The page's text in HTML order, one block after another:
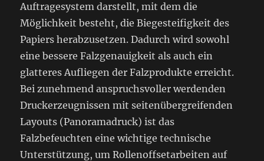
Auftragesystem darstellt, mit dem die
Möglichkeit besteht, die Biegesteifigkeit des
Papiers herabzusetzen. Dadurch wird sowohl
eine bessere Falzgenauigkeit als auch ein
glatteres Aufliegen der Falzprodukte erreicht.
Bei zunehmend anspruchsvoller werdenden
Druckerzeugnissen mit seitenübergreifenden
Layouts (Panoramadruck) ist das
Falzbefeuchten eine wichtige technische
Unterstützung, um Rollenoffsetarbeiten auf